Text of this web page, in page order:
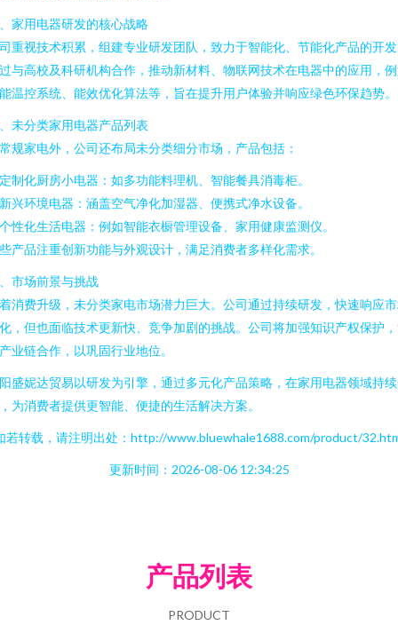
家用电器研发的核心战略
重视技术积累，组建专业研发团队，致力于智能化、节能化产品的开
与高校及科研机构合作，推动新材料、物联网技术在电器中的应用，
温控系统、能效优化算法等，旨在提升用户体验并响应绿色环保趋势。
未分类家用电器产品列表
规家电外，公司还布局未分类细分市场，产品包括：
制化厨房小电器：如多功能料理机、智能餐具消毒柜。
兴环境电器：涵盖空气净化加湿器、便携式净水设备。
性化生活电器：例如智能衣橱管理设备、家用健康监测仪。
产品注重创新功能与外观设计，满足消费者多样化需求。
市场前景与挑战
消费升级，未分类家电市场潜力巨大。公司通过持续研发，快速响应
，但也面临技术更新快、竞争加剧的挑战。公司将加强知识产权保护
业链合作，以巩固行业地位。
盛妮达贸易以研发为引擎，通过多元化产品策略，在家用电器领域持
为消费者提供更智能、便捷的生活解决方案。
若转载，请注明出处：http://www.bluewhale1688.com/product/
更新时间：2026-08-06 12:34:25
产品列表
PRODUCT